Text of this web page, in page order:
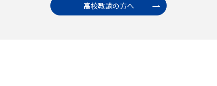
高校教諭の方へ